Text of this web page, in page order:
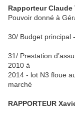
Rapporteur Claude
Pouvoir donné à
30/ Budget principal
31/ Prestation
2010 à
2014 - lot N3 floue
marché
RAPPORTEUR